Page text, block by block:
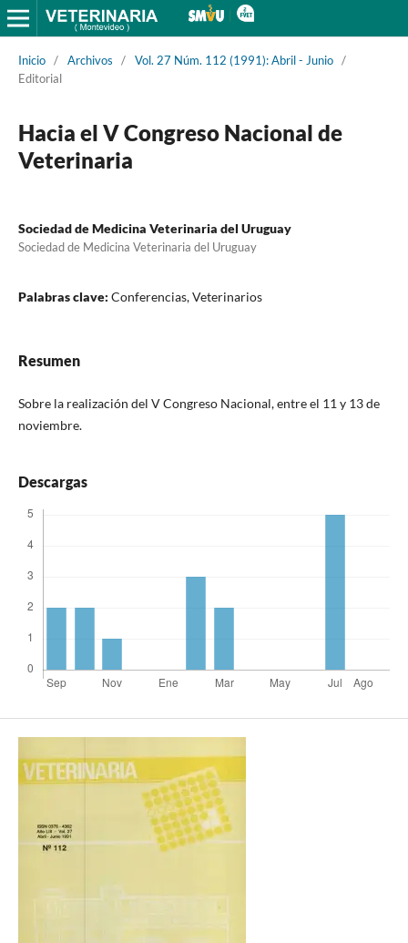
Inicio / Archivos / Vol. 27 Núm. 112 (1991): Abril - Junio /
Editorial
Hacia el V Congreso Nacional de
Veterinaria
Sociedad de Medicina Veterinaria del Uruguay
Sociedad de Medicina Veterinaria del Uruguay
Palabras clave: Conferencias, Veterinarios
Resumen
Sobre la realización del V Congreso Nacional, entre el 11 y 13 de
noviembre.
Descargas